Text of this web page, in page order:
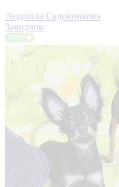
Людмила Садовникова
Заводчик